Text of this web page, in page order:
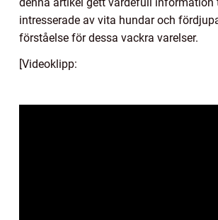
intresserade av vita hundar och
förståelse för dessa vackra varelser.
[Videoklipp: